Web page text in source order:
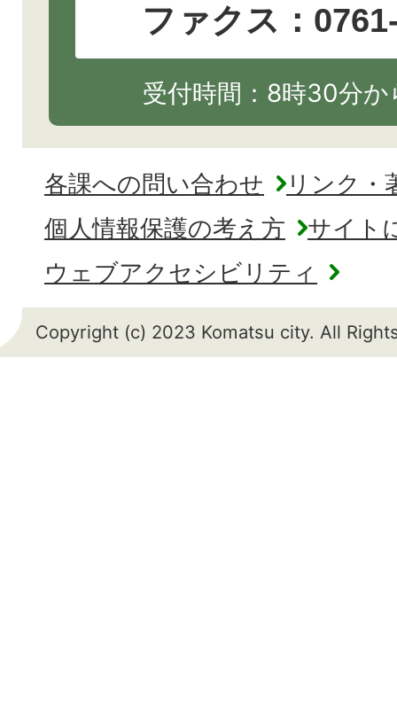
ファクス：
受付時間：8時30分
各課への問い合わせ
リンク・
個人情報保護の考え方
サイト
ウェブアクセシビリティ
Copyright (c) 2023 Komatsu city. All